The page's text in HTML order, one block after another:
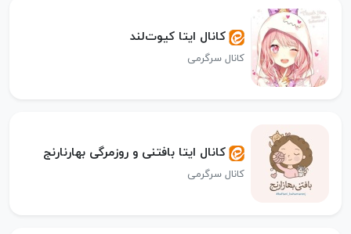
کانال ایتا کیوت‌‌لند
کانال سرگرمی
کانال ایتا بافتنی و روزمرگی بهارنارنج
کانال سرگرمی